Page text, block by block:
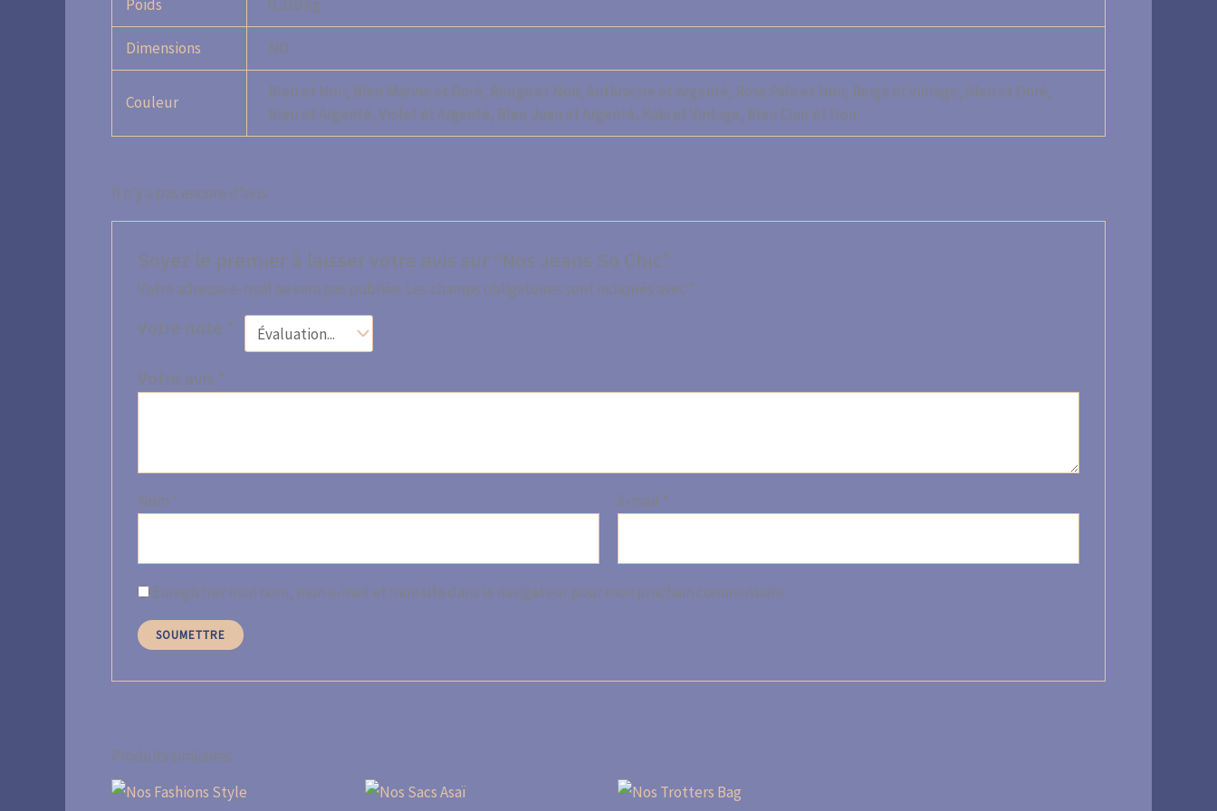
Poids 0,310 kg
Dimensions ND
Couleur
Bleu et Noir, Bleu Marine et Doré, Rouge et Noir, Anthracite et Argenté, Rose Pale et Noir, Beige et vintage, Bleu et Doré,
Bleu et Argenté, Violet et Argenté, Bleu Jean et Argenté, Kaki et Vintage, Bleu Clair et Noir
Il n’y a pas encore d’avis.
Soyez le premier à laisser votre avis sur “Nos Jeans So Chic”
Votre adresse e-mail ne sera pas publiée. Les champs obligatoires sont indiqués avec *
Votre note *
Votre avis *
Nom * E-mail *
Enregistrer mon nom, mon e-mail et mon site dans le navigateur pour mon prochain commentaire.
Produits similaires